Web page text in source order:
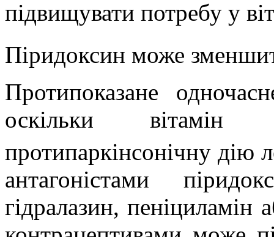
підвищувати потребу у
Піридоксин може
Протипоказане
оскільки
протипаркінсонічну
антагоністами
гідралазин,